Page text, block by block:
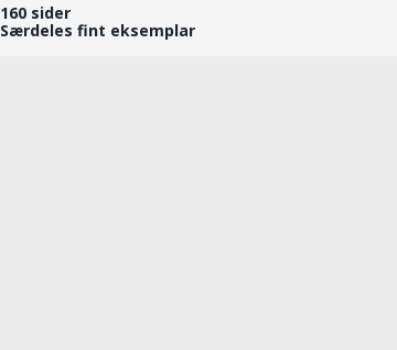
160 sider
Særdeles fint eksemplar